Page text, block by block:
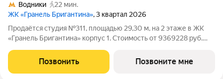
Водники
22 мин.
ЖК «Гранель Бригантина», 3 квартал 2026
Продаётся студия №311, площадью 29,30 м, на 2 этаже в ЖК
«Гранель Бригантина» корпус 1. Стоимость от 9369228 руб.
двор. «Город в городе» у воды: 14 монолитных высоток до 23
этажей с развитой
Позвонить Позвоните мне